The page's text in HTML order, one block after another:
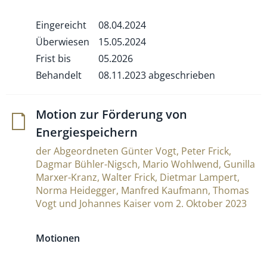
Eingereicht
08.04.2024
Überwiesen
15.05.2024
Frist bis
05.2026
Behandelt
08.11.2023 abgeschrieben
Motion zur För­de­rung von
Energiespeichern
der Abgeordneten Günter Vogt, Peter Frick,
Dagmar Bühler-Nigsch, Mario Wohlwend, Gunilla
Marxer-Kranz, Walter Frick, Dietmar Lampert,
Norma Heidegger, Manfred Kaufmann, Thomas
Vogt und Johannes Kaiser vom 2. Oktober 2023
Motionen